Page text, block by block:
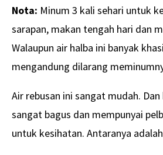
Nota: Minum 3 kali sehari untuk
sarapan, makan tengah hari dan
Walaupun air halba ini banyak
mengandung dilarang
Air rebusan ini sangat mudah.
sangat bagus dan mempunyai
untuk kesihatan. Antaranya